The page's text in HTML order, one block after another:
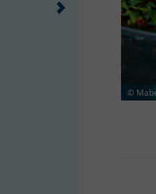
©